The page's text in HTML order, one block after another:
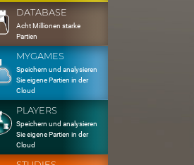
DATABASE
Acht Millionen starke
Partien
MYGAMES
Speichern und analysieren
Sie eigene Partien in der
Cloud
PLAYERS
Speichern und analysieren
Sie eigene Partien in der
Cloud